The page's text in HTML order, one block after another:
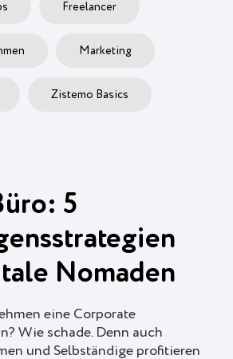
Freelancer
Marketing
Zistemo Basics
5
Nomaden
eine Corporate
Wie schade. Denn auch
und Selbständige profitieren